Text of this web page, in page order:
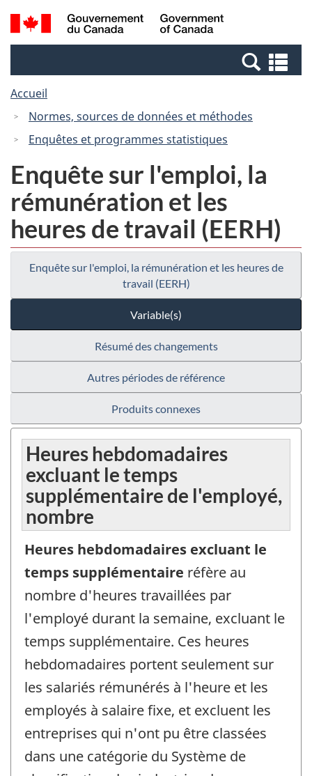
Passer
au
Passer
à
Canada
Recherche
et
et
Accueil
Normes, sources de données et méthodes
Enquêtes et programmes statistiques
Enquête sur l'emploi, la
rémunération et les
heures de travail (EERH)
Enquête sur l'emploi, la rémunération et les heures de
travail (EERH)
Variable(s)
Résumé des changements
Autres périodes de référence
Produits connexes
Heures hebdomadaires
excluant le temps
supplémentaire de l'employé,
nombre
Heures hebdomadaires excluant le
temps supplémentaire réfère au
nombre d'heures travaillées par
l'employé durant la semaine, excluant le
temps supplémentaire. Ces heures
hebdomadaires portent seulement sur
les salariés rémunérés à l'heure et les
employés à salaire fixe, et excluent les
entreprises qui n'ont pu être classées
dans une catégorie du Système de